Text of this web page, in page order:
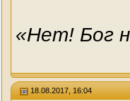
«Нет! Бог
18.08.2017, 16:04